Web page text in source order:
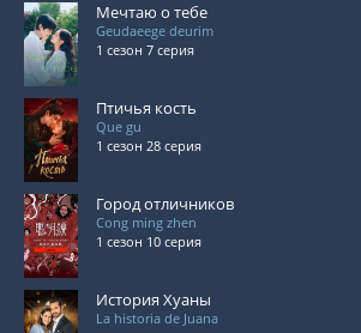
Мечтаю о тебе
Geudaeege deurim
1 сезон 7 серия
Птичья кость
Que gu
1 сезон 28 серия
Город отличников
Cong ming zhen
1 сезон 10 серия
История Хуаны
La historia de Juana